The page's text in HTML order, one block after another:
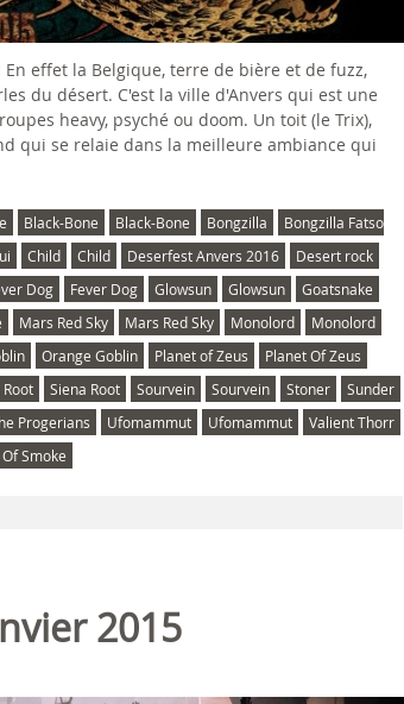
effet la Belgique, terre de bière et de fuzz,
du désert. C'est la ville d'Anvers qui est une
heavy, psyché ou doom. Un toit (le Trix),
qui se relaie dans la meilleure ambiance qui
Black-Bone Black-Bone Bongzilla
Bongzilla Fatso
Child Child Deserfest Anvers 2016
Desert rock
Dog Fever Dog Glowsun Glowsun
Goatsnake
Mars Red Sky Mars Red Sky Monolord
Monolord
Orange Goblin Planet of Zeus
Planet Of Zeus
Siena Root Sourvein Sourvein Stoner
Sunder
Progerians Ufomammut Ufomammut
Valient Thorr
Smoke
2015